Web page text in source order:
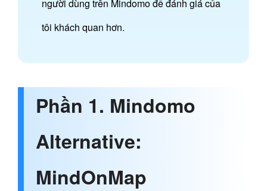
người dùng trên Mindomo để đánh giá của
tôi khách quan hơn.
Phần 1. Mindomo
Alternative:
MindOnMap